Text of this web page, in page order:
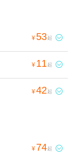
¥ 53起 
¥ 11 起 
¥42 起 
¥ 74起 